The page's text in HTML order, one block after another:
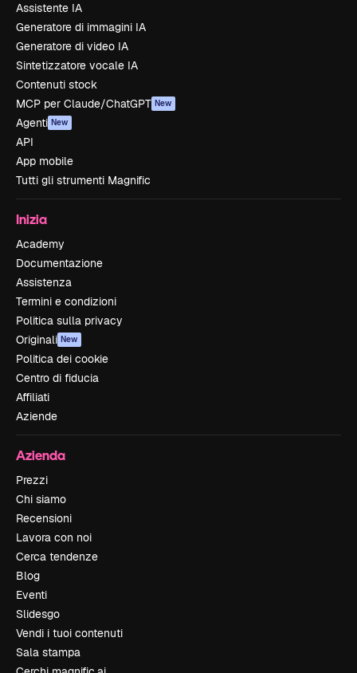
Assistente IA
Generatore di immagini IA
Generatore di video IA
Sintetizzatore vocale IA
Contenuti stock
MCP per Claude/ChatGPT New
Agenti New
API
App mobile
Tutti gli strumenti Magnific
Inizia
Academy
Documentazione
Assistenza
Termini e condizioni
Politica sulla privacy
Originali New
Politica dei cookie
Centro di fiducia
Affiliati
Aziende
Azienda
Prezzi
Chi siamo
Recensioni
Lavora con noi
Cerca tendenze
Blog
Eventi
Slidesgo
Vendi i tuoi contenuti
Sala stampa